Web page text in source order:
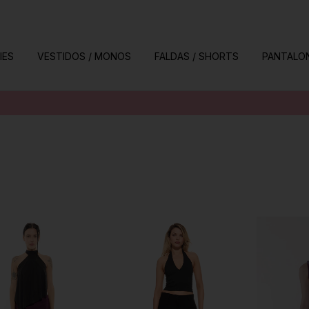
VESTIDOS / MONOS FALDAS / SHORTS